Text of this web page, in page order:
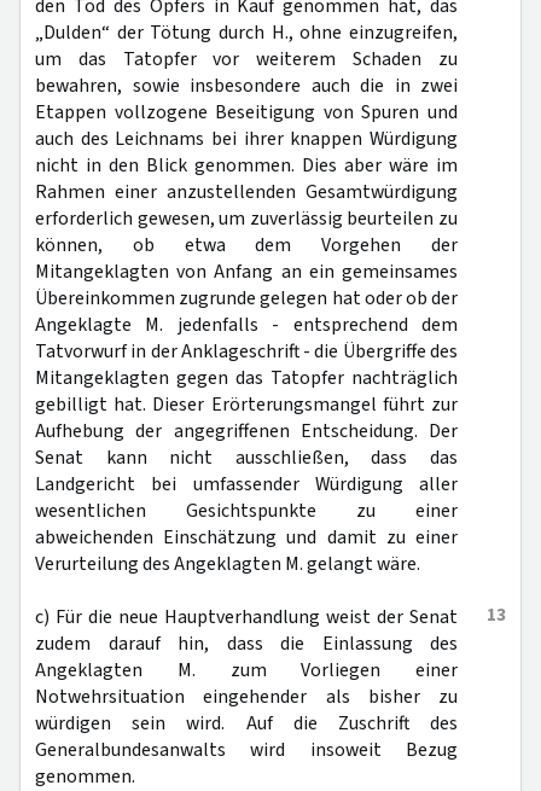
den Tod des Opfers in Kauf genommen hat, das
„Dulden“ der Tötung durch H., ohne einzugreifen,
um das Tatopfer vor weiterem Schaden zu
bewahren, sowie insbesondere auch die in zwei
Etappen vollzogene Beseitigung von Spuren und
auch des Leichnams bei ihrer knappen Würdigung
nicht in den Blick genommen. Dies aber wäre im
Rahmen einer anzustellenden Gesamtwürdigung
erforderlich gewesen, um zuverlässig beurteilen zu
können, ob etwa dem Vorgehen der
Mitangeklagten von Anfang an ein gemeinsames
Übereinkommen zugrunde gelegen hat oder ob der
Angeklagte M. jedenfalls - entsprechend dem
Tatvorwurf in der Anklageschrift - die Übergriffe des
Mitangeklagten gegen das Tatopfer nachträglich
gebilligt hat. Dieser Erörterungsmangel führt zur
Aufhebung der angegriffenen Entscheidung. Der
Senat kann nicht ausschließen, dass das
Landgericht bei umfassender Würdigung aller
wesentlichen Gesichtspunkte zu einer
abweichenden Einschätzung und damit zu einer
Verurteilung des Angeklagten M. gelangt wäre.
13
c) Für die neue Hauptverhandlung weist der Senat
zudem darauf hin, dass die Einlassung des
Angeklagten M. zum Vorliegen einer
Notwehrsituation eingehender als bisher zu
würdigen sein wird. Auf die Zuschrift des
Generalbundesanwalts wird insoweit Bezug
genommen.